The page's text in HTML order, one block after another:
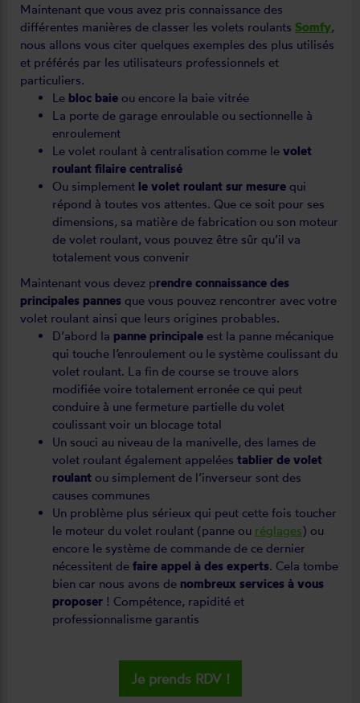
Maintenant que vous avez pris connaissance des
différentes manières de classer les volets roulants Somfy,
nous allons vous citer quelques exemples des plus utilisés
et préférés par les utilisateurs professionnels et
particuliers.
Le bloc baie ou encore la baie vitrée
La porte de garage enroulable ou sectionnelle à
enroulement
Le volet roulant à centralisation comme le volet
roulant filaire centralisé
Ou simplement le volet roulant sur mesure qui
répond à toutes vos attentes. Que ce soit pour ses
dimensions, sa matière de fabrication ou son moteur
de volet roulant, vous pouvez être sûr qu’il va
totalement vous convenir
Maintenant vous devez prendre connaissance des
principales pannes que vous pouvez rencontrer avec votre
volet roulant ainsi que leurs origines probables.
D’abord la panne principale est la panne mécanique
qui touche l’enroulement ou le système coulissant du
volet roulant. La fin de course se trouve alors
modifiée voire totalement erronée ce qui peut
conduire à une fermeture partielle du volet
coulissant voir un blocage total
Un souci au niveau de la manivelle, des lames de
volet roulant également appelées tablier de volet
roulant ou simplement de l’inverseur sont des
causes communes
Un problème plus sérieux qui peut cette fois toucher
le moteur du volet roulant (panne ou réglages) ou
encore le système de commande de ce dernier
nécessitent de faire appel à des experts. Cela tombe
bien car nous avons de nombreux services à vous
proposer ! Compétence, rapidité et
professionnalisme garantis
Je prends RDV !